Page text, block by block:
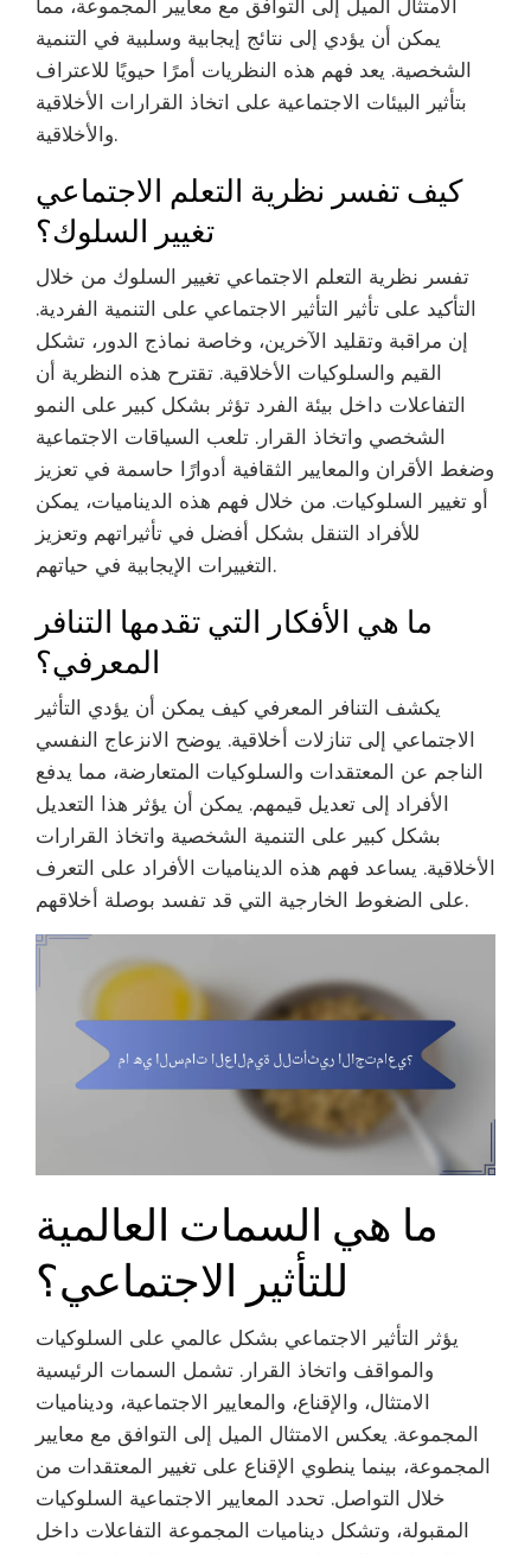
يمكن أن يؤدي إلى نتائج إيجابية وسلبية في التنمية
الشخصية. يعد فهم هذه النظريات أمرًا حيويًا للاعتراف
بتأثير البيئات الاجتماعية على اتخاذ القرارات الأخلاقية
والأخلاقية.
كيف تفسر نظرية التعلم الاجتماعي
تغيير السلوك؟
تفسر نظرية التعلم الاجتماعي تغيير السلوك من خلال
التأكيد على تأثير التأثير الاجتماعي على التنمية الفردية.
إن مراقبة وتقليد الآخرين، وخاصة نماذج الدور، تشكل
القيم والسلوكيات الأخلاقية. تقترح هذه النظرية أن
التفاعلات داخل بيئة الفرد تؤثر بشكل كبير على النمو
الشخصي واتخاذ القرار. تلعب السياقات الاجتماعية
وضغط الأقران والمعايير الثقافية أدوارًا حاسمة في تعزيز
أو تغيير السلوكيات. من خلال فهم هذه الديناميات، يمكن
للأفراد التنقل بشكل أفضل في تأثيراتهم وتعزيز
التغييرات الإيجابية في حياتهم.
ما هي الأفكار التي تقدمها التنافر
المعرفي؟
يكشف التنافر المعرفي كيف يمكن أن يؤدي التأثير
الاجتماعي إلى تنازلات أخلاقية. يوضح الانزعاج النفسي
الناجم عن المعتقدات والسلوكيات المتعارضة، مما يدفع
الأفراد إلى تعديل قيمهم. يمكن أن يؤثر هذا التعديل
بشكل كبير على التنمية الشخصية واتخاذ القرارات
الأخلاقية. يساعد فهم هذه الديناميات الأفراد على التعرف
على الضغوط الخارجية التي قد تفسد بوصلة أخلاقهم.
ما هي السمات العالمية
للتأثير الاجتماعي؟
يؤثر التأثير الاجتماعي بشكل عالمي على السلوكيات
والمواقف واتخاذ القرار. تشمل السمات الرئيسية
الامتثال، والإقناع، والمعايير الاجتماعية، وديناميات
المجموعة. يعكس الامتثال الميل إلى التوافق مع معايير
المجموعة، بينما ينطوي الإقناع على تغيير المعتقدات من
خلال التواصل. تحدد المعايير الاجتماعية السلوكيات
المقبولة، وتشكل ديناميات المجموعة التفاعلات داخل